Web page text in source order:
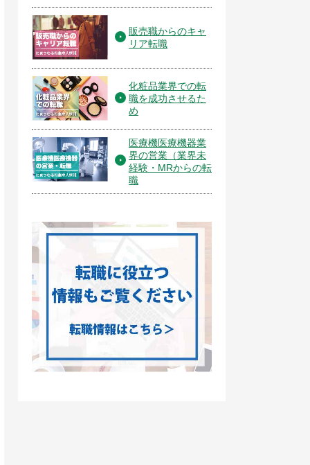
販売職からのキャ
リア転職
化粧品業界での転
職を成功させるた
め
医療機医療機器業
界の営業（業界未
経験・MRからの転
職